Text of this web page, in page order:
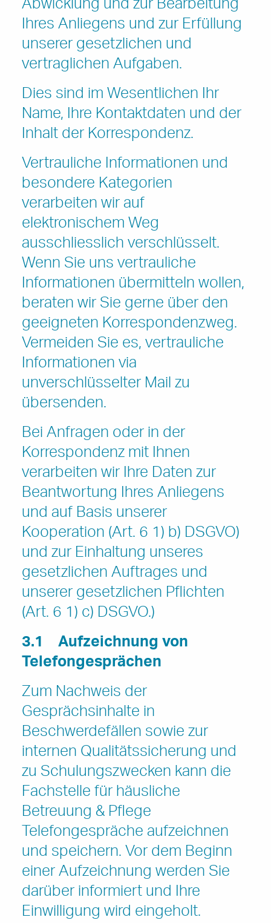
Abwicklung und zur Bearbeitung
Ihres Anliegens und zur Erfüllung
unserer gesetzlichen und
vertraglichen Aufgaben.
Dies sind im Wesentlichen Ihr
Name, Ihre Kontaktdaten und der
Inhalt der Korrespondenz.
Vertrauliche Informationen und
besondere Kategorien
verarbeiten wir auf
elektronischem Weg
ausschliesslich verschlüsselt.
Wenn Sie uns vertrauliche
Informationen übermitteln wollen,
beraten wir Sie gerne über den
geeigneten Korrespondenzweg.
Vermeiden Sie es, vertrauliche
Informationen via
unverschlüsselter Mail zu
übersenden.
Bei Anfragen oder in der
Korrespondenz mit Ihnen
verarbeiten wir Ihre Daten zur
Beantwortung Ihres Anliegens
und auf Basis unserer
Kooperation (Art. 6 1) b) DSGVO)
und zur Einhaltung unseres
gesetzlichen Auftrages und
unserer gesetzlichen Pflichten
(Art. 6 1) c) DSGVO.)
3.1 Aufzeichnung von
Telefongesprächen
Zum Nachweis der
Gesprächsinhalte in
Beschwerdefällen sowie zur
internen Qualitätssicherung und
zu Schulungszwecken kann die
Fachstelle für häusliche
Betreuung & Pflege
Telefongespräche aufzeichnen
und speichern. Vor dem Beginn
einer Aufzeichnung werden Sie
darüber informiert und Ihre
Einwilligung wird eingeholt.